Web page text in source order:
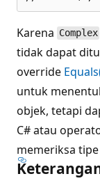
Karena Complex
tidak dapat
override
untuk
objek, tetapi
C# atau
memeriksa